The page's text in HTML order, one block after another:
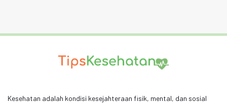
Kesehatan adalah kondisi kesejahteraan fisik, mental, dan sosial